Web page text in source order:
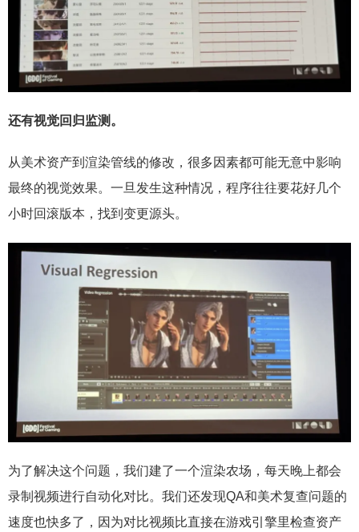
还有视觉回归监测。
从美术资产到渲染管线的修改，很多因素都可能无意中影响
最终的视觉效果。一旦发生这种情况，程序往往要花好几个
小时回滚版本，找到变更源头。
为了解决这个问题，我们建了一个渲染农场，每天晚上都会
录制视频进行自动化对比。我们还发现QA和美术复查问题的
速度也快多了，因为对比视频比直接在游戏引擎里检查资产